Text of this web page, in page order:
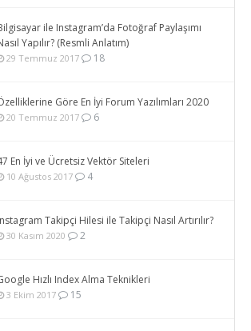
ile Instagram’da Fotoğraf Paylaşımı
Yapılır? (Resmli Anlatım)
29 Temmuz 2017 18
Göre En İyi Forum Yazılımları 2020
20 Temmuz 2017 6
En İyi ve Ücretsiz Vektör Siteleri
10 Ağustos 2017 4
Takipçi Hilesi ile Takipçi Nasıl Artırılır?
30 Kasım 2020 2
Hızlı Index Alma Teknikleri
3 Ekim 2017 15